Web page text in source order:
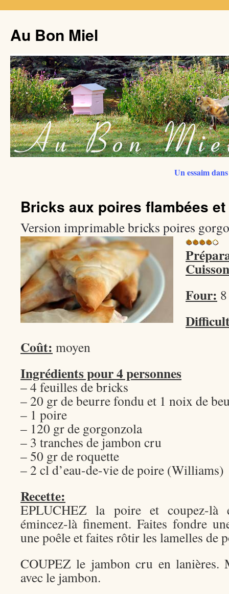
Au Bon Miel
Un essaim
Bricks aux poires flambées
Version imprimable bricks poires
Four:
Coût: moyen
Ingrédients pour 4 personnes
– 4 feuilles de bricks
– 20 gr de beurre fondu et 1 noix de
– 1 poire
– 120 gr de gorgonzola
– 3 tranches de jambon cru
– 50 gr de roquette
– 2 cl d’eau-de-vie de poire (Williams)
Recette:
EPLUCHEZ la poire et coupez-là
émincez-là finement. Faites fondre
une poêle et faites rôtir les lamelles de
COUPEZ le jambon cru en lanières.
avec le jambon.